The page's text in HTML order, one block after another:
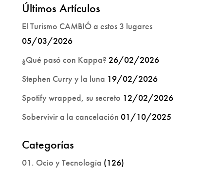
Últimos Artículos
El Turismo CAMBIÓ a estos 3 lugares
05/03/2026
¿Qué pasó con Kappa? 26/02/2026
Stephen Curry y la luna 19/02/2026
Spotify wrapped, su secreto 12/02/2026
Sobervivir a la cancelación 01/10/2025
Categorías
01. Ocio y Tecnología (126)